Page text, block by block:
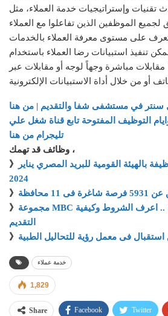
وإستراتيجيات خدمة العملاء، مثل
على مستوى معرفة العملاء بالخدمات
تنفيذ استبيانات رضا العملاء باستخدام
مباشرة وجهاً لوجه أو مقابلات عبر
سنتر في مستشفى شفا والتقديم | من هنا
التوظيف المفتوحة تابع قناة شغل علي
تليجرام من هنا
وظائف قد تهمك ،
》
لشغل 900 وظيفة بالهيئة القومية للبريد المصري يناير
2024
》
محافظة
》 مجموعة MBC تطلب خدمة عملاء .. اعرف الشروط وكيفية
التقديم
》 فى معمل رؤية للتحاليل الطبية
خدمة عملاء
1,829
Share Facebook Twitter